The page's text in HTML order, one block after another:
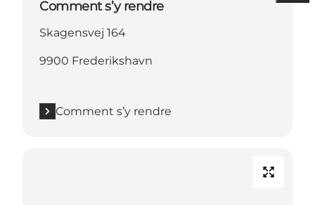
Comment s’y rendre
Skagensvej 164
9900 Frederikshavn
Comment s’y rendre